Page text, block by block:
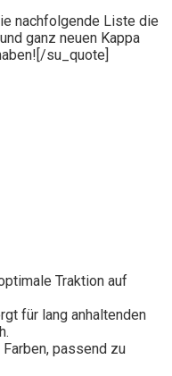
nachfolgende Liste die
ganz neuen Kappa
su_quote]
Traktion auf
für lang anhaltenden
passend zu